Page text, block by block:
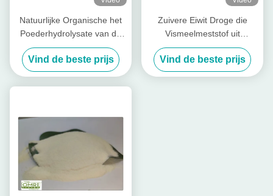
Natuurlijke Organische het
Poederhydrolysate van de
Vissenproteïne Meststof
Vind de beste prijs
Zuivere Eiwit Droge die
Vismeelmeststof uit
Hydrolysate van
Kabeljauwvissen wordt
gehaald
Vind de beste prijs